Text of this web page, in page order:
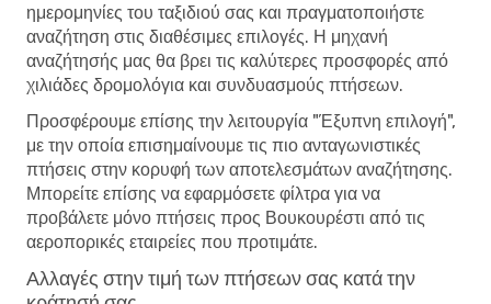
ημερομηνίες του ταξιδιού σας και πραγματοποιήστε
αναζήτηση στις διαθέσιμες επιλογές. Η μηχανή
αναζήτησής μας θα βρει τις καλύτερες προσφορές από
χιλιάδες δρομολόγια και συνδυασμούς πτήσεων.
Προσφέρουμε επίσης την λειτουργία "Έξυπνη επιλογή",
με την οποία επισημαίνουμε τις πιο ανταγωνιστικές
πτήσεις στην κορυφή των αποτελεσμάτων αναζήτησης.
Μπορείτε επίσης να εφαρμόσετε φίλτρα για να
προβάλετε μόνο πτήσεις προς Βουκουρέστι από τις
αεροπορικές εταιρείες που προτιμάτε.
Αλλαγές στην τιμή των πτήσεων σας κατά την